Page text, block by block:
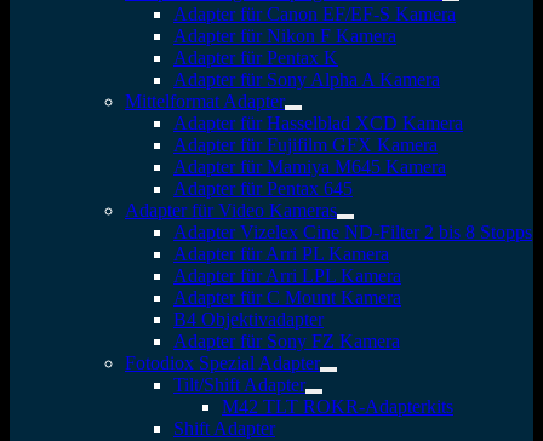
Adapter für Canon EF/EF-S Kamera
Adapter für Nikon F Kamera
Adapter für Pentax K
Adapter für Sony Alpha A Kamera
Mittelformat Adapter
Adapter für Hasselblad XCD Kamera
Adapter für Fujifilm GFX Kamera
Adapter für Mamiya M645 Kamera
Adapter für Pentax 645
Adapter für Video Kameras
Adapter Vizelex Cine ND-Filter 2 bis 8 Stopps
Adapter für Arri PL Kamera
Adapter für Arri LPL Kamera
Adapter für C Mount Kamera
B4 Objektivadapter
Adapter für Sony FZ Kamera
Fotodiox Spezial Adapter
Tilt/Shift Adapter
M42 TLT ROKR-Adapterkits
Shift Adapter